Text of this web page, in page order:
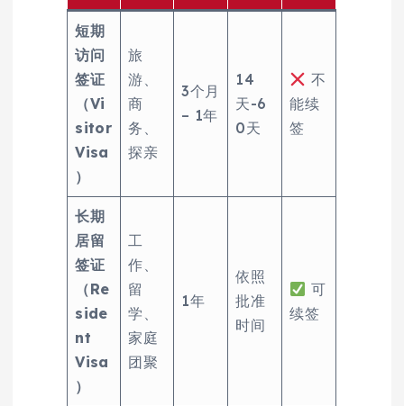
短期
访问
签证
（Vi
sitor
Visa
）
旅
游、
商
务、
探亲
3个月
– 1年
14
天-6
0天
不
能续
签
长期
居留
签证
（Re
side
nt
Visa
）
工
作、
留
学、
家庭
团聚
1年
依照
批准
时间
可
续签